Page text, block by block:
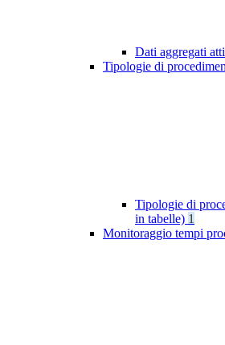
Dati aggregati
Tipologie di
Tipologie di
in tabelle) 1
Monitoraggio tempi